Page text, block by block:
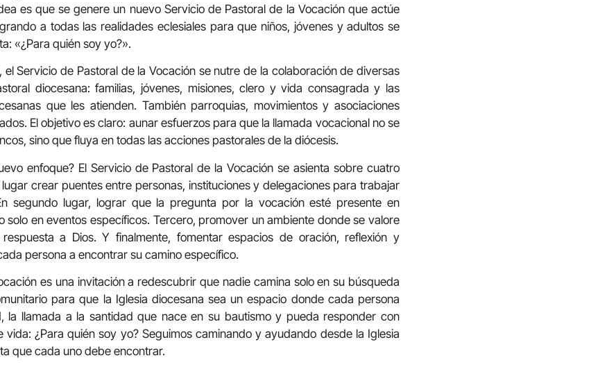
es que se genere un nuevo Servicio de Pastoral de la Vocación que actúe
a todas las realidades eclesiales para que niños, jóvenes y adultos se
«¿Para quién soy yo?».
Servicio de Pastoral de la Vocación se nutre de la colaboración de diversas
diocesana: familias, jóvenes, misiones, clero y vida consagrada y las
que les atienden. También parroquias, movimientos y asociaciones
El objetivo es claro: aunar esfuerzos para que la llamada vocacional no se
sino que fluya en todas las acciones pastorales de la diócesis.
enfoque? El Servicio de Pastoral de la Vocación se asienta sobre cuatro
crear puentes entre personas, instituciones y delegaciones para trabajar
segundo lugar, lograr que la pregunta por la vocación esté presente en
solo en eventos específicos. Tercero, promover un ambiente donde se valore
a Dios. Y finalmente, fomentar espacios de oración, reflexión y
persona a encontrar su camino específico.
es una invitación a redescubrir que nadie camina solo en su búsqueda
para que la Iglesia diocesana sea un espacio donde cada persona
la llamada a la santidad que nace en su bautismo y pueda responder con
¿Para quién soy yo? Seguimos caminando y ayudando desde la Iglesia
que cada uno debe encontrar.